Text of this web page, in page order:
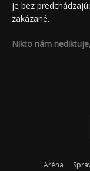
je bez
zakázané.
Nikto nám
Aréna